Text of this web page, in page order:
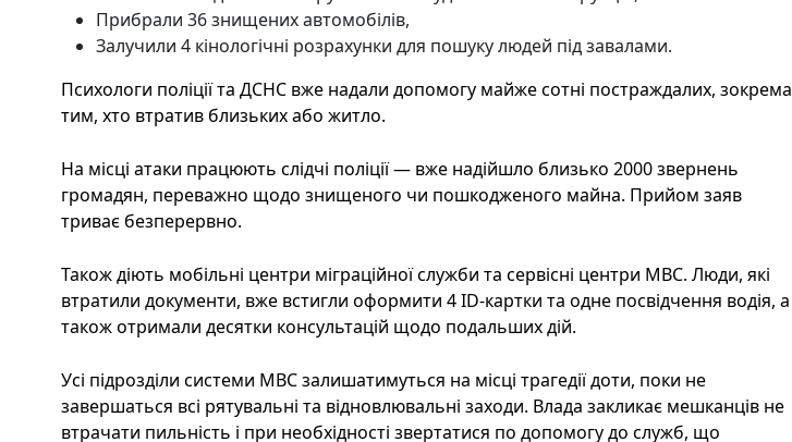
Прибрали 36 знищених автомобілів,
Залучили 4 кінологічні розрахунки для пошуку людей під завалами.
Психологи поліції та ДСНС вже надали допомогу майже сотні постраждалих, зокрема
тим, хто втратив близьких або житло.
На місці атаки працюють слідчі поліції — вже надійшло близько 2000 звернень
громадян, переважно щодо знищеного чи пошкодженого майна. Прийом заяв
триває безперервно.
Також діють мобільні центри міграційної служби та сервісні центри МВС. Люди, які
втратили документи, вже встигли оформити 4 ID-картки та одне посвідчення водія, а
також отримали десятки консультацій щодо подальших дій.
Усі підрозділи системи МВС залишатимуться на місці трагедії доти, поки не
завершаться всі рятувальні та відновлювальні заходи. Влада закликає мешканців не
втрачати пильність і при необхідності звертатися по допомогу до служб, що